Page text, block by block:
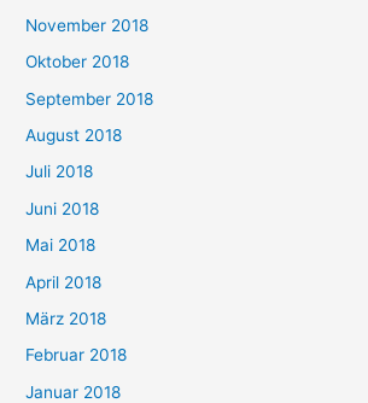
November 2018
Oktober 2018
September 2018
August 2018
Juli 2018
Juni 2018
Mai 2018
April 2018
März 2018
Februar 2018
Januar 2018